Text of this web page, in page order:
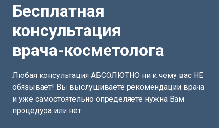
Бесплатная
консультация
врача-косметолога
Любая консультация АБСОЛЮТНО ни к чему вас НЕ
обязывает! Вы выслушиваете рекомендации врача
и уже самостоятельно определяете нужна Вам
процедура или нет.